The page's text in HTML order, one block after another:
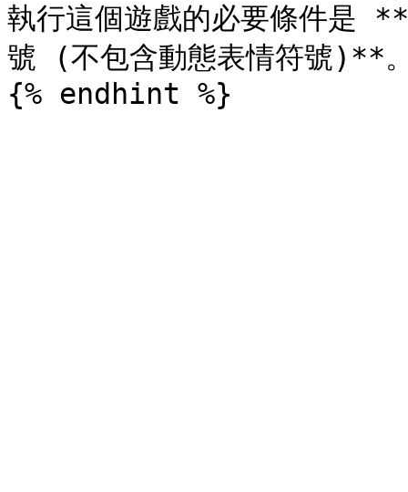
執行這個遊戲的必要條件是
號 (不包含動態表情符號)**